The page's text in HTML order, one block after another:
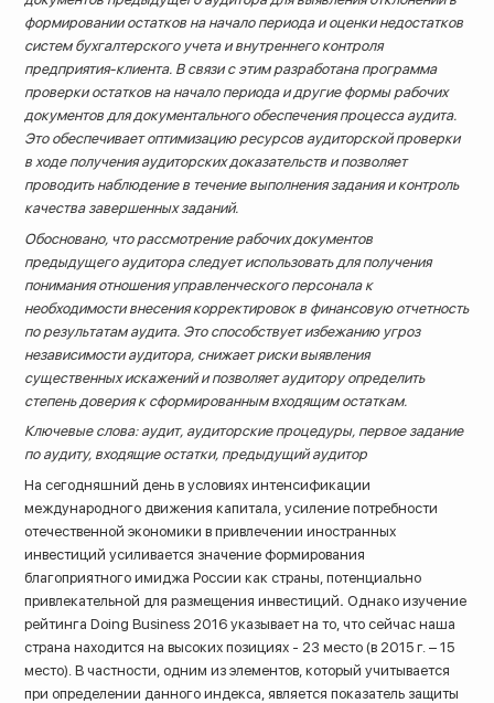
8 (800) 200-33-08
Бесплатный звонок по всей России
формировании остатков на начало периода и оценки недостатков
систем бухгалтерского учета и внутреннего контроля
предприятия-клиента. В связи с этим разработана программа
проверки остатков на начало периода и другие формы рабочих
документов для документального обеспечения процесса аудита.
Это обеспечивает оптимизацию ресурсов аудиторской проверки
в ходе получения аудиторских доказательств и позволяет
проводить наблюдение в течение выполнения задания и контроль
качества завершенных заданий.
Обосновано, что рассмотрение рабочих документов
предыдущего аудитора следует использовать для получения
понимания отношения управленческого персонала к
необходимости внесения корректировок в финансовую отчетность
по результатам аудита. Это способствует избежанию угроз
независимости аудитора, снижает риски выявления
существенных искажений и позволяет аудитору определить
степень доверия к сформированным входящим остаткам.
Ключевые слова: аудит, аудиторские процедуры, первое задание
по аудиту, входящие остатки, предыдущий аудитор
На сегодняшний день в условиях интенсификации
международного движения капитала, усиление потребности
отечественной экономики в привлечении иностранных
инвестиций усиливается значение формирования
благоприятного имиджа России как страны, потенциально
привлекательной для размещения инвестиций.Однако изучение
рейтинга Doing Business 2016 указывает на то, что сейчас наша
страна находится на высоких позициях - 23 место (в 2015 г. – 15
место). В частности, одним из элементов, который учитывается
при определении данного индекса, является показатель защиты